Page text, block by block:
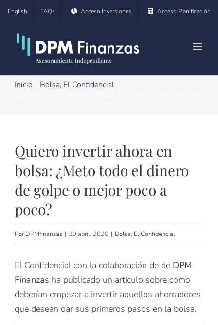
Saltar
contenido
English FAQs Acceso Inversiones Acceso Planificación
Inicio Bolsa El Confidencial
Quiero invertir ahora en
bolsa: ¿Meto todo el dinero
de golpe o mejor poco a
poco?
PorDPMfinanzas | 20 abril, 2020 | Bolsa, El Confidencial
El Confidencial con la colaboración de de DPM
Finanzas ha publicado un artículo sobre como
deberían empezar a invertir aquellos ahorradores
que desean dar sus primeros pasos en la bolsa.